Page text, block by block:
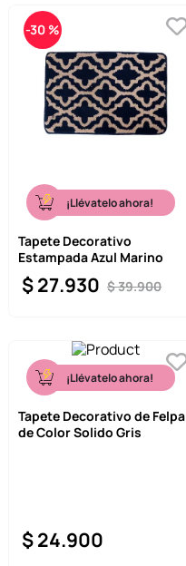
-30 %
¡Llévatelo ahora!
Tapete Decorativo
Estampada Azul Marino
$39.900
$27.930
¡Llévatelo ahora!
Tapete Decorativo de Felpa
de Color Solido Gris
$24.900